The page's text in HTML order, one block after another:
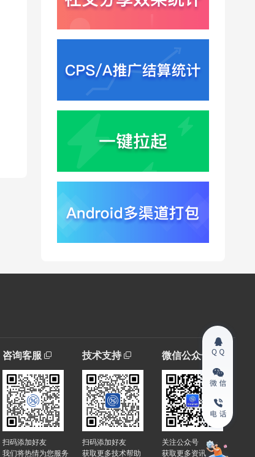
咨询客服
扫码添加好友
我们将热情为您服务
技术支持
扫码添加好友
获取更多技术帮助
微信公众号
关注公众号
获取更多资讯